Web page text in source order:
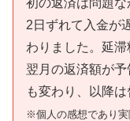
2日ずれて入金が
わりました。延滞
翌月の返済額が
も変わり、以降は
※個人の感想であり